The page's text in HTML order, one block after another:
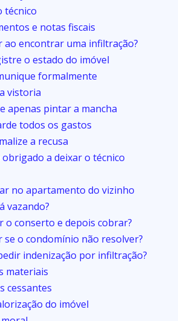
técnico
e notas fiscais
ao encontrar uma infiltração?
o estado do imóvel
formalmente
vistoria
apenas pintar a mancha
todos os gastos
a recusa
a deixar o técnico
no apartamento do vizinho
vazando?
o conserto e depois cobrar?
se o condomínio não resolver?
indenização por infiltração?
materiais
cessantes
do imóvel